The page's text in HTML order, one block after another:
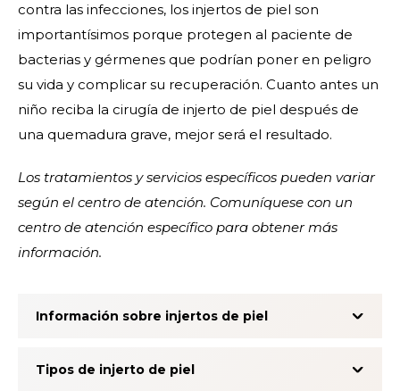
contra las infecciones, los injertos de piel son
importantísimos porque protegen al paciente de
bacterias y gérmenes que podrían poner en peligro
su vida y complicar su recuperación. Cuanto antes un
niño reciba la cirugía de injerto de piel después de
una quemadura grave, mejor será el resultado.
Los tratamientos y servicios específicos pueden variar
según el centro de atención. Comuníquese con un
centro de atención específico para obtener más
información.
Información sobre injertos de piel
Tipos de injerto de piel